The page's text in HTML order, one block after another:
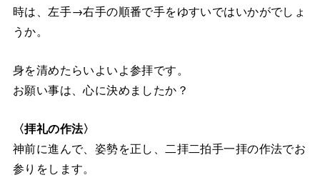
時は、左手→右手の順番で手をゆすいではいかがでしょ
うか。
身を清めたらいよいよ参拝です。
お願い事は、心に決めましたか？
〈拝礼の作法〉
神前に進んで、姿勢を正し、二拝二拍手一拝の作法でお
参りをします。